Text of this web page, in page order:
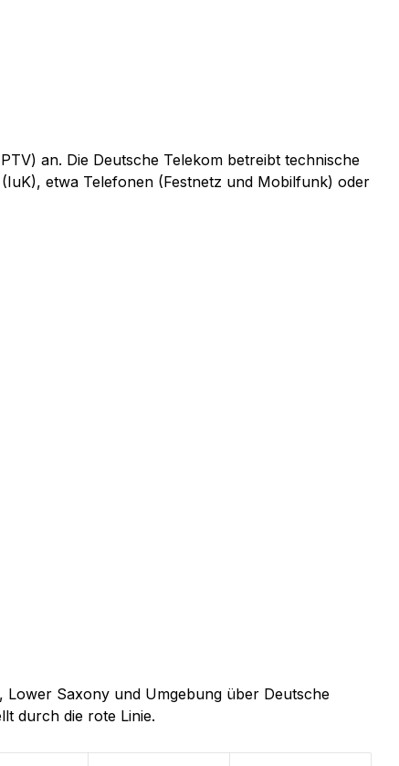
an. Die Deutsche Telekom betreibt technische
etwa Telefonen (Festnetz und Mobilfunk) oder
Saxony und Umgebung über Deutsche
durch die rote Linie.